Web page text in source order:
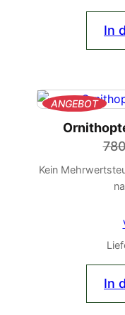
In
ANGEBOT
Kein
In